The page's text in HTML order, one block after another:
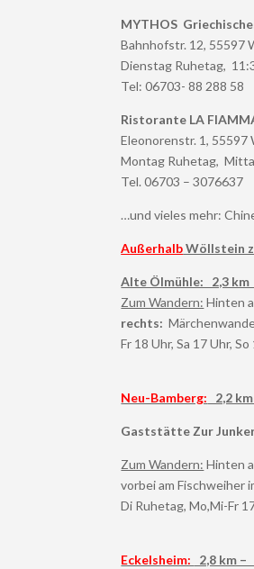
MYTHOS
Bahnhofstr. 12, 55597
Dienstag Ruhetag,
Tel: 06703- 88 288 58
Ristorante LA
Eleonorenstr. 1, 55597
Montag Ruhetag,
Tel. 06703 – 3076637
…und vieles mehr:
AußerhalbWöllstein
Alte Ölmühle: 2,3
Zum Wandern: Hinten
rechts:
Fr 18 Uhr, Sa 17 Uhr,
Neu-Bamberg: 2,2
Gaststätte Zur
Zum Wandern: Hinten
vorbei am Fischweiher
Di Ruhetag, Mo,Mi-Fr
Eckelsheim: 2,8 km